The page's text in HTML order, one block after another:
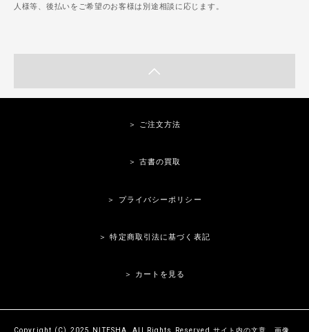
人様等、後払いをご希望のお客様は別途相談に応じます。
＞ ご注文方法
＞ 古書の買取
＞ プライバシーポリシー
＞ 特定商取引法に基づく表記
＞ カートを見る
Copyright (C) 2025 NITESHA. All Rights Reserved.サイト内の文章、画像